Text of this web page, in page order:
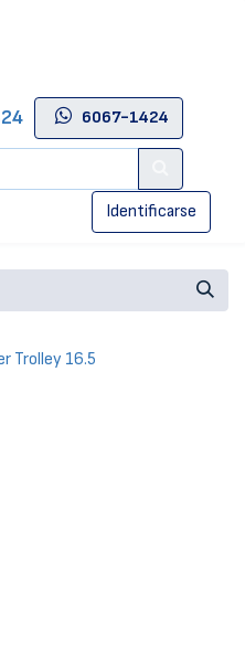
6067-1424
Identificarse
Trolley 16.5